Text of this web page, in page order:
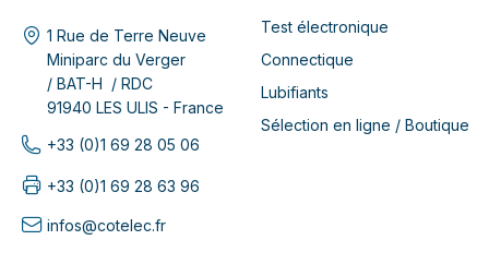
1 Rue de Terre Neuve
Miniparc du Verger
/ BAT-H / RDC
91940 LES ULIS - France
+33 (0)1 69 28 05 06
+33 (0)1 69 28 63 96
infos@cotelec.fr
Test électronique
Connectique
Lubifiants
Sélection en ligne / Boutique